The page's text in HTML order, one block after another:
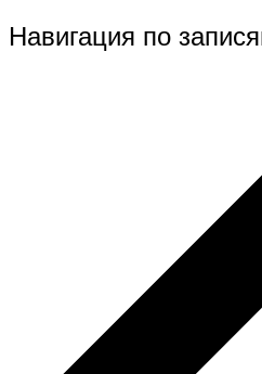
Навигация по